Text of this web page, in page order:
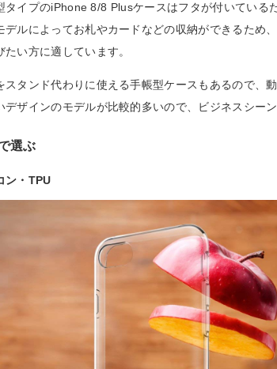
タイプのiPhone 8/8 Plusケースはフタが付いている
デルによってお札やカードなどの収納ができるため
たい方に適しています。
スタンド代わりに使える手帳型ケースもあるので、
デザインのモデルが比較的多いので、ビジネスシー
選ぶ
ン・TPU